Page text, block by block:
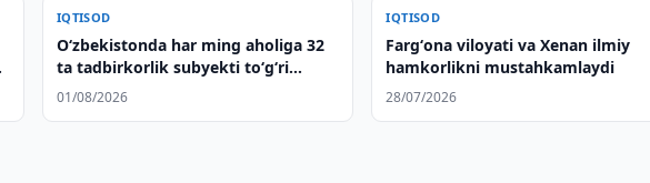
IQTISOD
O‘zbekistonda har ming aholiga 32
ta tadbirkorlik subyekti to‘g‘ri
keladi
01/08/2026
IQTISOD
Fargʻona viloyati va Xenan ilmiy
hamkorlikni mustahkamlaydi
28/07/2026